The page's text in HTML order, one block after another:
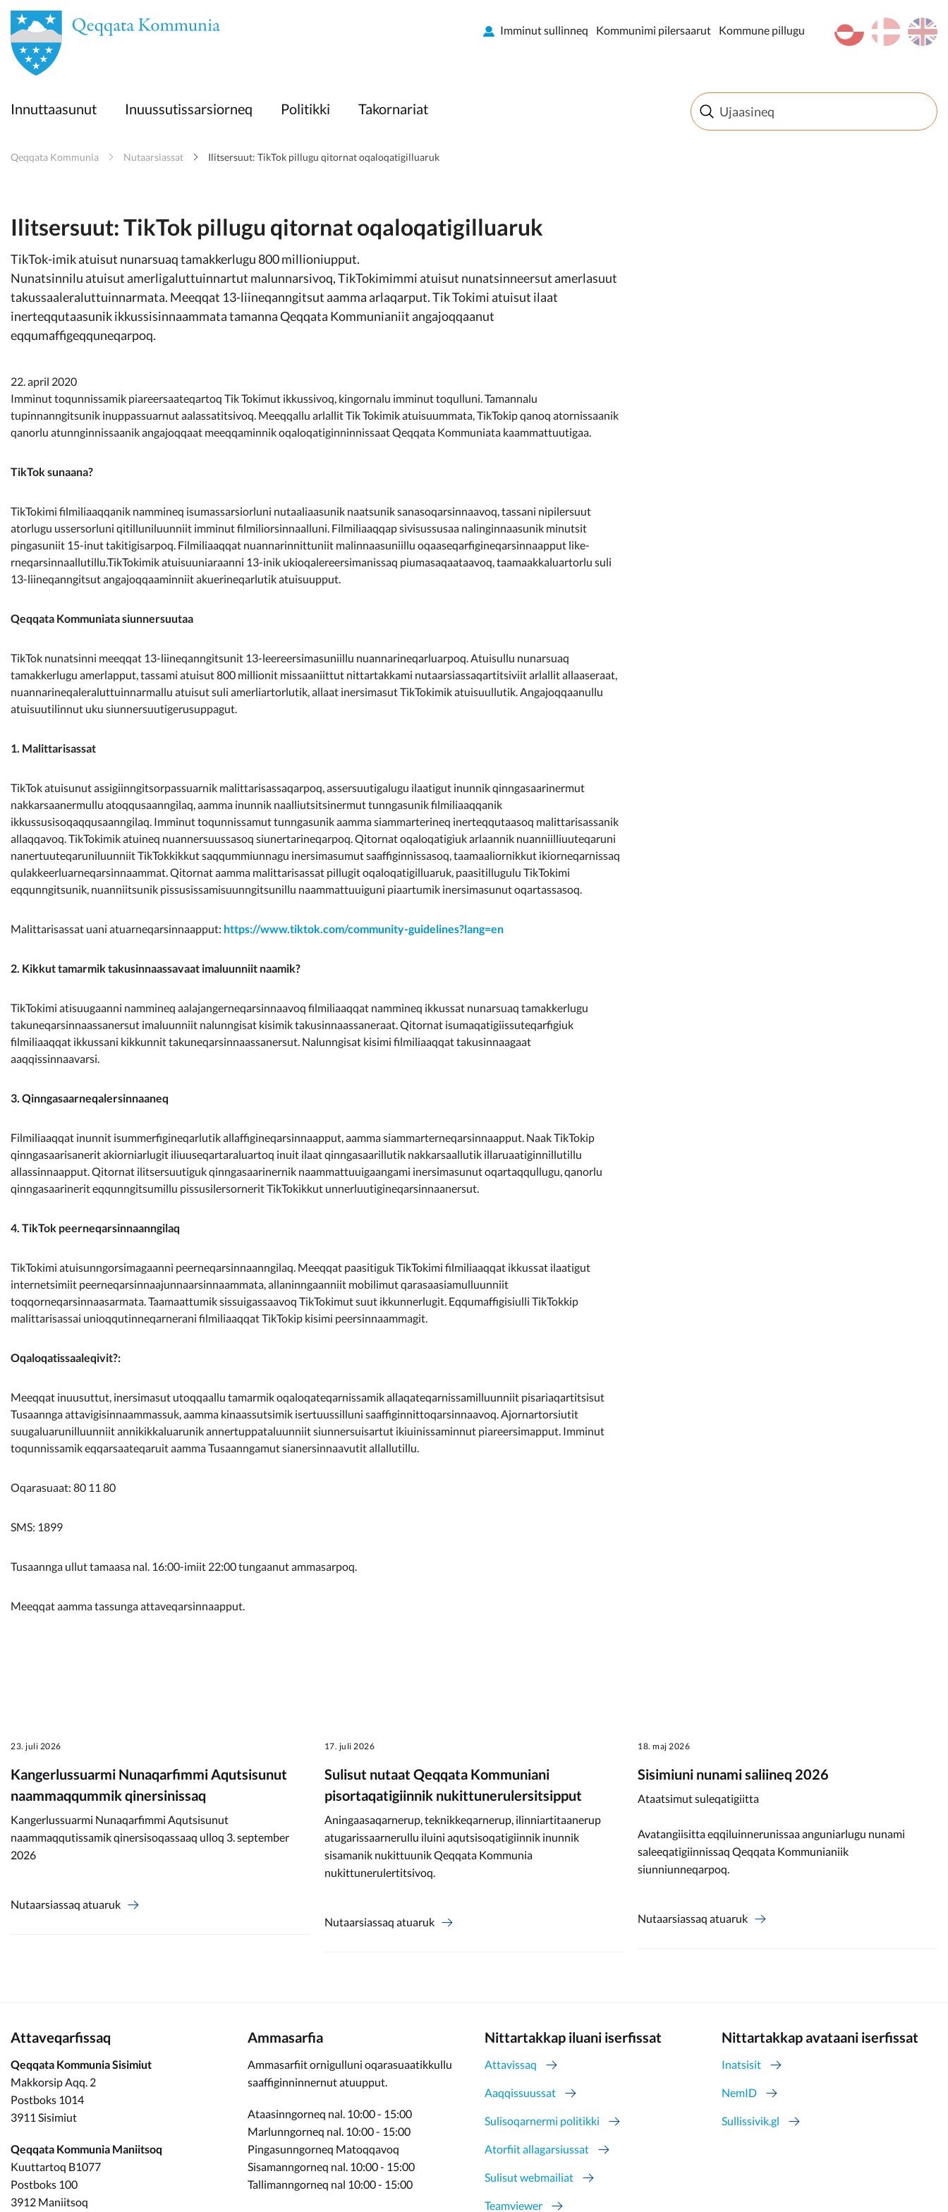
en
Innuttaasunut
Politikki
Imminut sullinneq
Kommunimi pilersaarut
en
da
kl-GL
Imminut sullinneq Kommunimi pilersaarut Kommune pillugu
Innuttaasunut Inuussutissarsiorneq Politikki Takornariat
Qeqqata Kommunia Nutaarsiassat Ilitsersuut: TikTok pillugu qitornat oqaloqatigilluaruk
Ilitsersuut: TikTok pillugu qitornat oqaloqatigilluaruk
TikTok-imik atuisut nunarsuaq tamakkerlugu 800 millioniupput.
Nunatsinnilu atuisut amerligaluttuinnartut malunnarsivoq, TikTokimimmi atuisut nunatsinneersut amerlasuut
takussaaleraluttuinnarmata. Meeqqat 13-liineqanngitsut aamma arlaqarput. Tik Tokimi atuisut ilaat
inerteqqutaasunik ikkussisinnaammata tamanna Qeqqata Kommunianiit angajoqqaanut
eqqumaffigeqquneqarpoq.
22. april 2020
Imminut toqunnissamik piareersaateqartoq Tik Tokimut ikkussivoq, kingornalu imminut toqulluni. Tamannalu
tupinnanngitsunik inuppassuarnut aalassatitsivoq. Meeqqallu arlallit Tik Tokimik atuisuummata, TikTokip qanoq atornissaanik
qanorlu atunnginnissaanik angajoqqaat meeqqaminnik oqaloqatiginninnissaat Qeqqata Kommuniata kaammattuutigaa.
TikTok sunaana?
TikTokimi filmiliaaqqanik nammineq isumassarsiorluni nutaaliaasunik naatsunik sanasoqarsinnaavoq, tassani nipilersuut
atorlugu ussersorluni qitilluniluunniit imminut filmiliorsinnaalluni. Filmiliaaqqap sivisussusaa nalinginnaasunik minutsit
pingasuniit 15-inut takitigisarpoq. Filmiliaaqqat nuannarinnittuniit malinnaasuniillu oqaaseqarfigineqarsinnaapput like-
rneqarsinnaallutillu.TikTokimik atuisuuniaraanni 13-inik ukioqalereersimanissaq piumasaqaataavoq, taamaakkaluartorlu suli
13-liineqanngitsut angajoqqaaminniit akuerineqarlutik atuisuupput.
Qeqqata Kommuniata siunnersuutaa
TikTok nunatsinni meeqqat 13-liineqanngitsunit 13-leereersimasuniillu nuannarineqarluarpoq. Atuisullu nunarsuaq
tamakkerlugu amerlapput, tassami atuisut 800 millionit missaaniittut nittartakkami nutaarsiassaqartitsiviit arlallit allaaseraat,
nuannarineqaleraluttuinnarmallu atuisut suli amerliartorlutik, allaat inersimasut TikTokimik atuisuullutik. Angajoqqaanullu
atuisuutilinnut uku siunnersuutigerusuppagut.
1. Malittarisassat
TikTok atuisunut assigiinngitsorpassuarnik malittarisassaqarpoq, assersuutigalugu ilaatigut inunnik qinngasaarinermut
nakkarsaanermullu atoqqusaanngilaq, aamma inunnik naalliutsitsinermut tunngasunik filmiliaaqqanik
ikkussusisoqaqqusaanngilaq. Imminut toqunnissamut tunngasunik aamma siammarterineq inerteqqutaasoq malittarisassanik
allaqqavoq. TikTokimik atuineq nuannersuussasoq siunertarineqarpoq. Qitornat oqaloqatigiuk arlaannik nuanniilliuuteqaruni
nanertuuteqaruniluunniit TikTokkikkut saqqummiunnagu inersimasumut saaffiginnissasoq, taamaaliornikkut ikiorneqarnissaq
qulakkeerluarneqarsinnaammat. Qitornat aamma malittarisassat pillugit oqaloqatigilluaruk, paasitillugulu TikTokimi
eqqunngitsunik, nuanniitsunik pissusissamisuunngitsunillu naammattuuiguni piaartumik inersimasunut oqartassasoq.
Malittarisassat uani atuarneqarsinnaapput: https://www.tiktok.com/community-guidelines?lang=en
2. Kikkut tamarmik takusinnaassavaat imaluunniit naamik?
TikTokimi atisuugaanni nammineq aalajangerneqarsinnaavoq filmiliaaqqat nammineq ikkussat nunarsuaq tamakkerlugu
takuneqarsinnaassanersut imaluunniit nalunngisat kisimik takusinnaassaneraat. Qitornat isumaqatigiissuteqarfigiuk
filmiliaaqqat ikkussani kikkunnit takuneqarsinnaassanersut. Nalunngisat kisimi filmiliaaqqat takusinnaagaat
aaqqissinnaavarsi.
3. Qinngasaarneqalersinnaaneq
Filmiliaaqqat inunnit isummerfigineqarlutik allaffigineqarsinnaapput, aamma siammarterneqarsinnaapput. Naak TikTokip
qinngasaarisanerit akiorniarlugit iliuuseqartaraluartoq inuit ilaat qinngasaarillutik nakkarsaallutik illaruaatiginnillutillu
allassinnaapput. Qitornat ilitsersuutiguk qinngasaarinernik naammattuuigaangami inersimasunut oqartaqqullugu, qanorlu
qinngasaarinerit eqqunngitsumillu pissusilersornerit TikTokikkut unnerluutigineqarsinnaanersut.
4. TikTok peerneqarsinnaanngilaq
TikTokimi atuisunngorsimagaanni peerneqarsinnaanngilaq. Meeqqat paasitiguk TikTokimi filmiliaaqqat ikkussat ilaatigut
internetsimiit peerneqarsinnaajunnaarsinnaammata, allaninngaanniit mobilimut qarasaasiamulluunniit
toqqorneqarsinnaasarmata. Taamaattumik sissuigassaavoq TikTokimut suut ikkunnerlugit. Eqqumaffigisiulli TikTokkip
malittarisassai unioqqutinneqarnerani filmiliaaqqat TikTokip kisimi peersinnaammagit.
Oqaloqatissaaleqivit?:
Meeqqat inuusuttut, inersimasut utoqqaallu tamarmik oqaloqateqarnissamik allaqateqarnissamilluunniit pisariaqartitsisut
Tusaannga attavigisinnaammassuk, aamma kinaassutsimik isertuussilluni saaffiginnittoqarsinnaavoq. Ajornartorsiutit
suugaluarunilluunniit annikikkaluarunik annertuppataluunniit siunnersuisartut ikiuinissaminnut piareersimapput. Imminut
toqunnissamik eqqarsaateqaruit aamma Tusaanngamut sianersinnaavutit allallutillu.
Oqarasuaat: 80 11 80
SMS: 1899
Tusaannga ullut tamaasa nal. 16:00-imiit 22:00 tungaanut ammasarpoq.
Meeqqat aamma tassunga attaveqarsinnaapput.
23. juli 2026
Kangerlussuarmi Nunaqarfimmi Aqutsisunut
naammaqqummik qinersinissaq
Kangerlussuarmi Nunaqarfimmi Aqutsisunut
naammaqqutissamik qinersisoqassaaq ulloq 3. september
2026
Nutaarsiassaq atuaruk
17. juli 2026
Sulisut nutaat Qeqqata Kommuniani
pisortaqatigiinnik nukittunerulersitsipput
Aningaasaqarnerup, teknikkeqarnerup, ilinniartitaanerup
atugarissaarnerullu iluini aqutsisoqatigiinnik inunnik
sisamanik nukittuunik Qeqqata Kommunia
nukittunerulertitsivoq.
Nutaarsiassaq atuaruk
18. maj 2026
Sisimiuni nunami saliineq 2026
Ataatsimut suleqatigiitta
Avatangiisitta eqqiluinnerunissaa anguniarlugu nunami
saleeqatigiinnissaq Qeqqata Kommunianiik
siunniunneqarpoq.
Nutaarsiassaq atuaruk
Attaveqarfissaq
Qeqqata Kommunia Sisimiut
Makkorsip Aqq. 2
Postboks 1014
3911 Sisimiut
Qeqqata Kommunia Maniitsoq
Kuuttartoq B1077
Postboks 100
3912 Maniitsoq
Ammasarfia
Ammasarfiit ornigulluni oqarasuaatikkullu
saaffiginninnernut atuupput.
Ataasinngorneq nal. 10:00 - 15:00
Marlunngorneq nal. 10:00 - 15:00
Pingasunngorneq Matoqqavoq
Sisamanngorneq nal. 10:00 - 15:00
Tallimanngorneq nal 10:00 - 15:00
Nittartakkap iluani iserfissat
Attavissaq
Aaqqissuussat
Sulisoqarnermi politikki
Atorfiit allagarsiussat
Sulisut webmailiat
Teamviewer
Nittartakkap avataani iserfissat
Inatsisit
NemID
Sullissivik.gl